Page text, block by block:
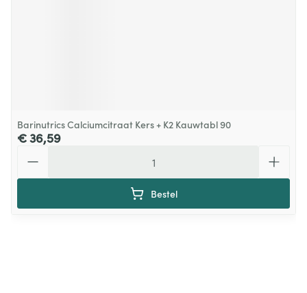
Barinutrics Calciumcitraat Kers + K2 Kauwtabl 90
€ 36,59
Bestel